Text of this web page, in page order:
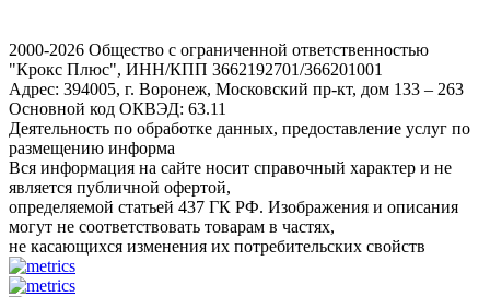
2000-2026 Общество с ограниченной ответственностью
"Крокс Плюс", ИНН/КПП 3662192701/366201001
Адрес: 394005, г. Воронеж, Московский пр-кт, дом 133 – 263
Основной код ОКВЭД: 63.11
Деятельность по обработке данных, предоставление услуг по
размещению информа
Вся информация на сайте носит справочный характер и не
является публичной офертой,
определяемой статьей 437 ГК РФ. Изображения и описания
могут не соответствовать товарам в частях,
не касающихся изменения их потребительских свойств